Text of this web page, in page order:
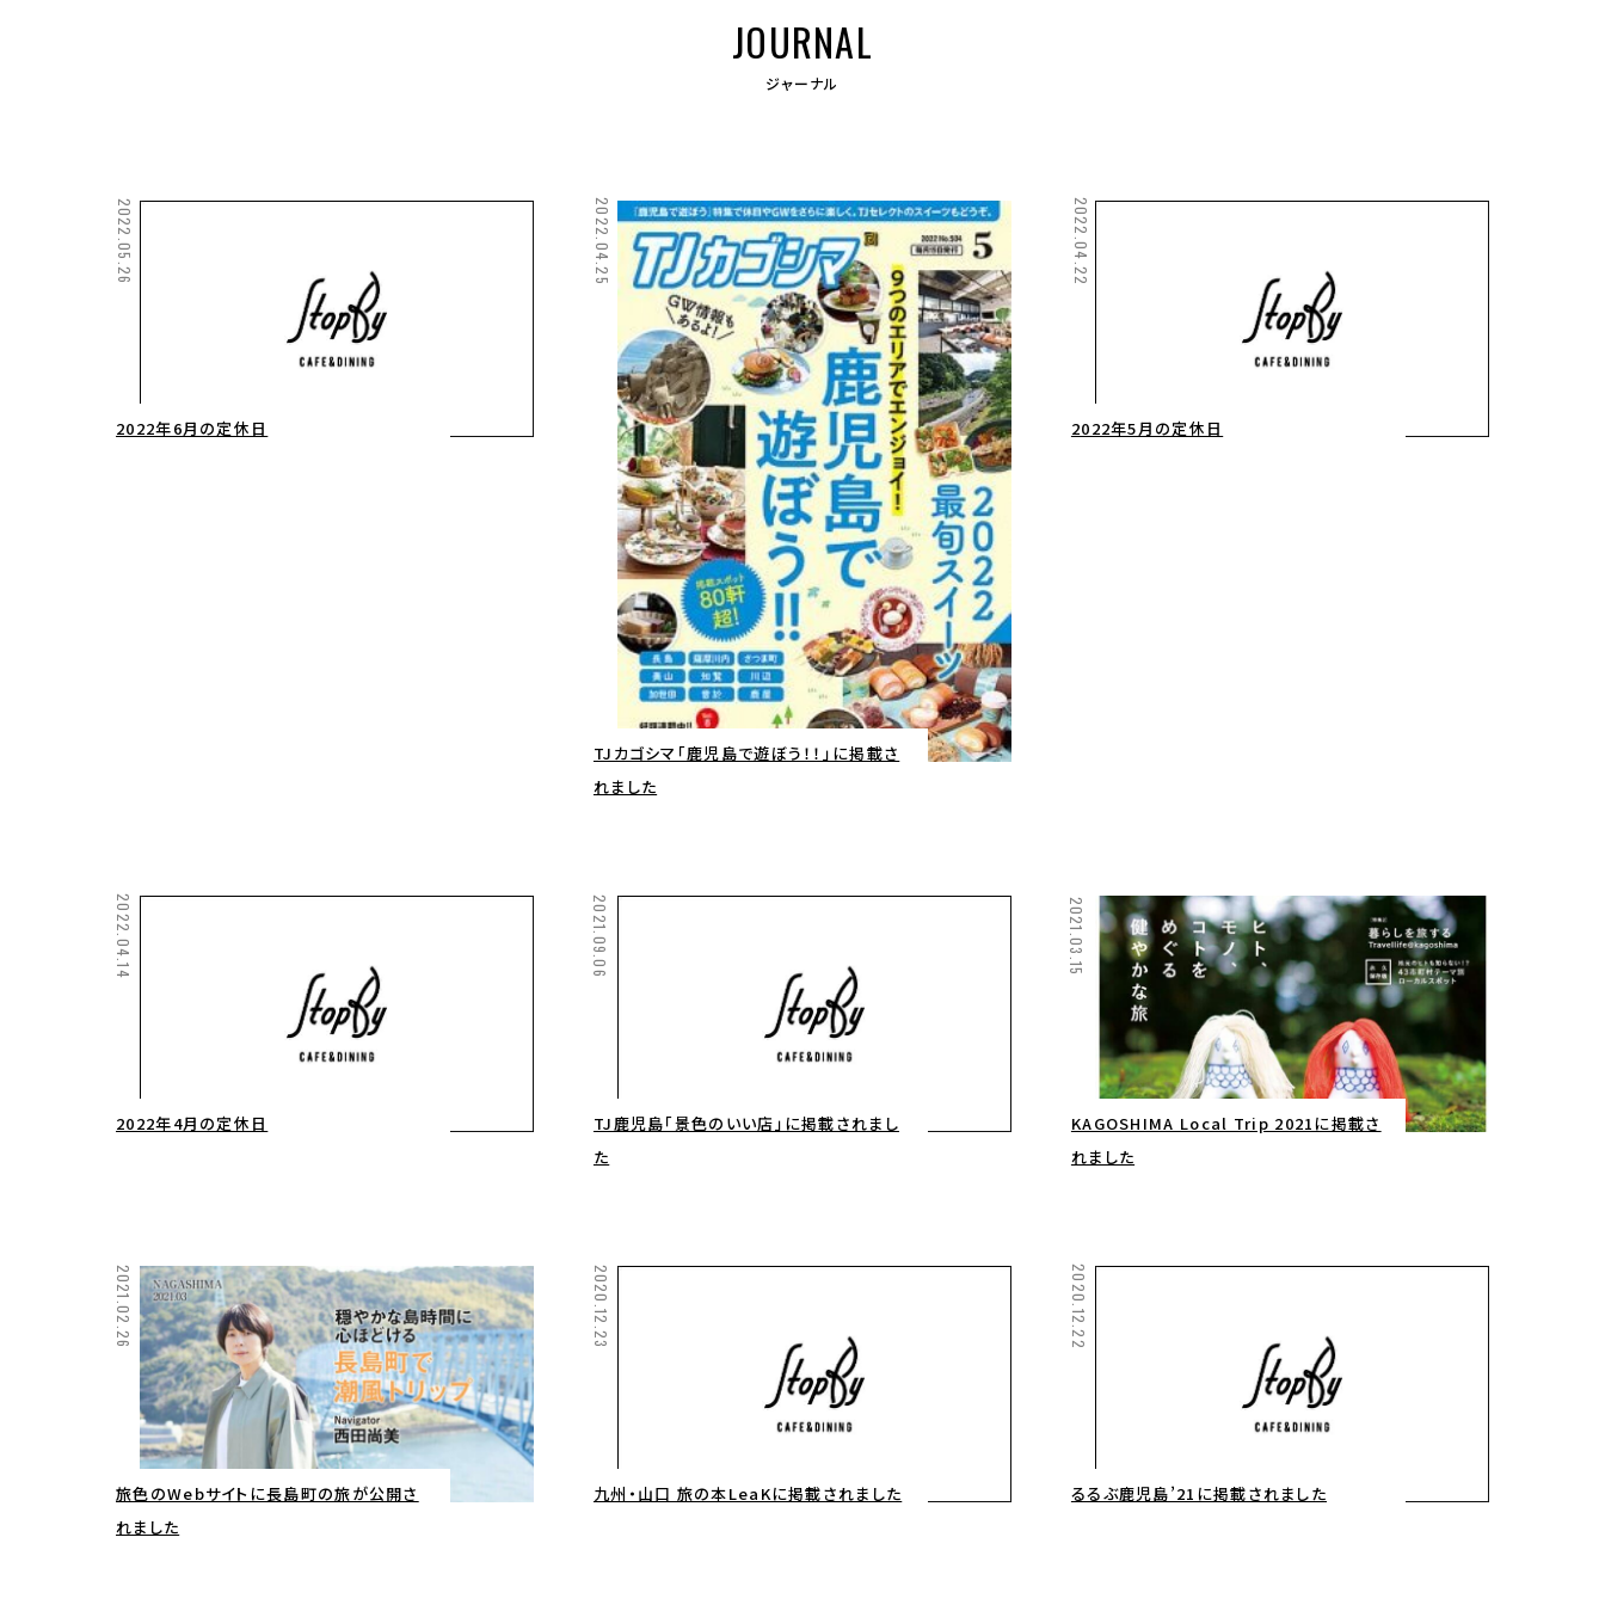
JOURNAL
ジャーナル
2022.05.26
2022年6月の定休日
2022.04.25
TJカゴシマ「鹿児島で遊ぼう！！」に掲載さ
れました
2022.04.22
2022年5月の定休日
2022.04.14
2022年4月の定休日
2021.09.06
TJ鹿児島「景色のいい店」に掲載されまし
た
2021.03.15
KAGOSHIMA Local Trip 2021に掲載さ
れました
2021.02.26
旅色のWebサイトに長島町の旅が公開さ
れました
2020.12.23
九州・山口 旅の本LeaKに掲載されました
2020.12.22
るるぶ鹿児島’21に掲載されました